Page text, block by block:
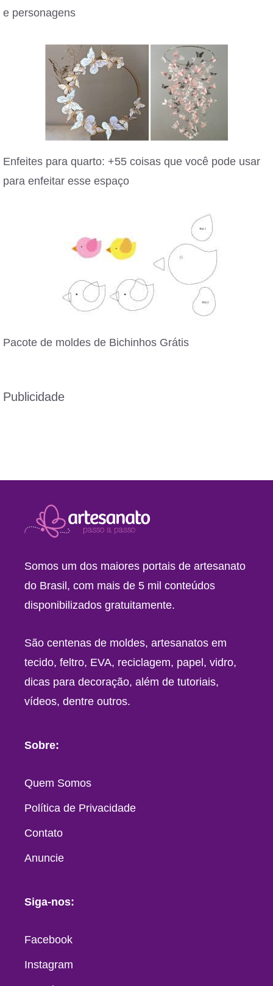
e personagens
Enfeites para quarto: +55 coisas que você pode usar
para enfeitar esse espaço
Pacote de moldes de Bichinhos Grátis
Publicidade
Somos um dos maiores portais de artesanato
do Brasil, com mais de 5 mil conteúdos
disponibilizados gratuitamente.
São centenas de moldes, artesanatos em
tecido, feltro, EVA, reciclagem, papel, vidro,
dicas para decoração, além de tutoriais,
vídeos, dentre outros.
Sobre:
Quem Somos
Política de Privacidade
Contato
Anuncie
Siga-nos:
Facebook
Instagram